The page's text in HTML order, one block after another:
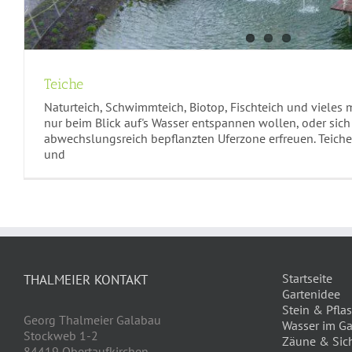
Teiche
Naturteich, Schwimmteich, Biotop, Fischteich und vieles
nur beim Blick auf's Wasser entspannen wollen, oder
abwechslungsreich bepflanzten Uferzone erfreuen.
und
THALMEIER KONTAKT
Georg Thalmeier Galabau
Stockweb 1-2
Startseite
Gartenidee
Stein &
Wasser im
Zäune &